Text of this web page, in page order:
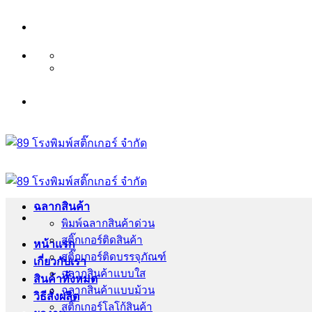
หน้าแรก
เกี่ยวกับเรา
สินค้าทั้งหมด
วิธีสั่งผลิต
ฉลากสินค้า
พิมพ์ฉลากสินค้าด่วน
สติ๊กเกอร์ติดสินค้า
สติ๊กเกอร์ติดบรรจุภัณฑ์
ฉลากสินค้าแบบใส
ฉลากสินค้าแบบม้วน
สติ๊กเกอร์โลโก้สินค้า